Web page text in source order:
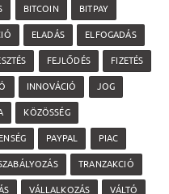
BITCOIN BITPAY
ELADÁS ELFOGADÁS
FEJLŐDÉS FIZETÉS
INNOVÁCIÓ JOG
KÖZÖSSÉG
PAYPAL PIAC
TRANZAKCIÓ
VÁLLALKOZÁS VÁLTÓ